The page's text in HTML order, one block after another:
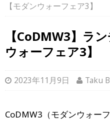
【モダンウォーフェア3】
【CoDMW3】ラ
ウォーフェア3】
2023年11月9日 Taku
CoDMW3（モダンウォー